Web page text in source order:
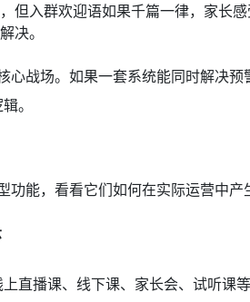
但入群欢迎语如果千篇一律，家长
决。
心战场。如果一套系统能同时解决
。
能，看看它们如何在实际运营中产
直播课、线下课、家长会、试听课